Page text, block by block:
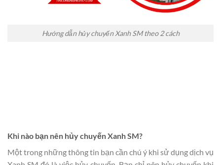
Hướng dẫn hủy chuyến Xanh SM theo 2 cách
Khi nào bạn nên hủy chuyến Xanh SM?
Một trong những thông tin bạn cần chú ý khi sử dụng dịch vụ